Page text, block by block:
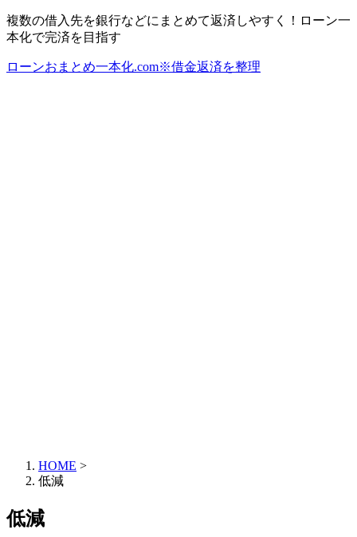
複数の借入先を銀行などにまとめて返済しやすく！ローン一
本化で完済を目指す
ローンおまとめ一本化.com※借金返済を整理
HOME >
低減
低減